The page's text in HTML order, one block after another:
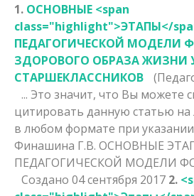
1. ОСНОВНЫЕ <span
class="highlight">ЭТАПЫ</
ПЕДАГОГИЧЕСКОЙ МОДЕЛИ
ЗДОРОВОГО ОБРАЗА ЖИЗНИ
СТАРШЕКЛАССНИКОВ
... Это значит, что Вы можете
цитировать данную статью
в любом формате при
Финашина Г.В. ОСНОВНЫЕ
ПЕДАГОГИЧЕСКОЙ МОДЕЛИ
Создано 04 сентября 2017 2.